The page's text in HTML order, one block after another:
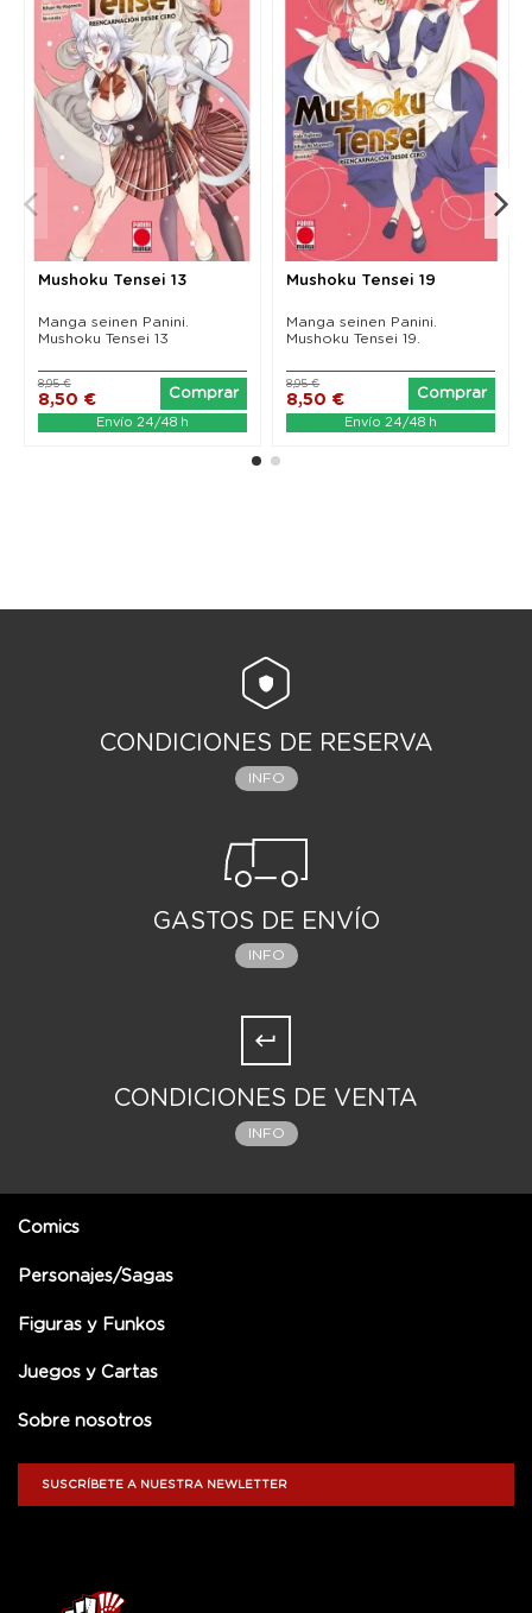
Mushoku Tensei 13
Manga seinen Panini.
Mushoku Tensei 13
8,50 €
8,95 €
Comprar
Envío 24/48 h
Mushoku Tensei 19
Manga seinen Panini.
Mushoku Tensei 19.
8,50 €
8,95 €
Comprar
Envío 24/48 h
CONDICIONES DE RESERVA
INFO
GASTOS DE ENVÍO
INFO
CONDICIONES DE VENTA
INFO
Comics
Personajes/Sagas
Figuras y Funkos
Juegos y Cartas
Sobre nosotros
SUSCRÍBETE A NUESTRA NEWLETTER